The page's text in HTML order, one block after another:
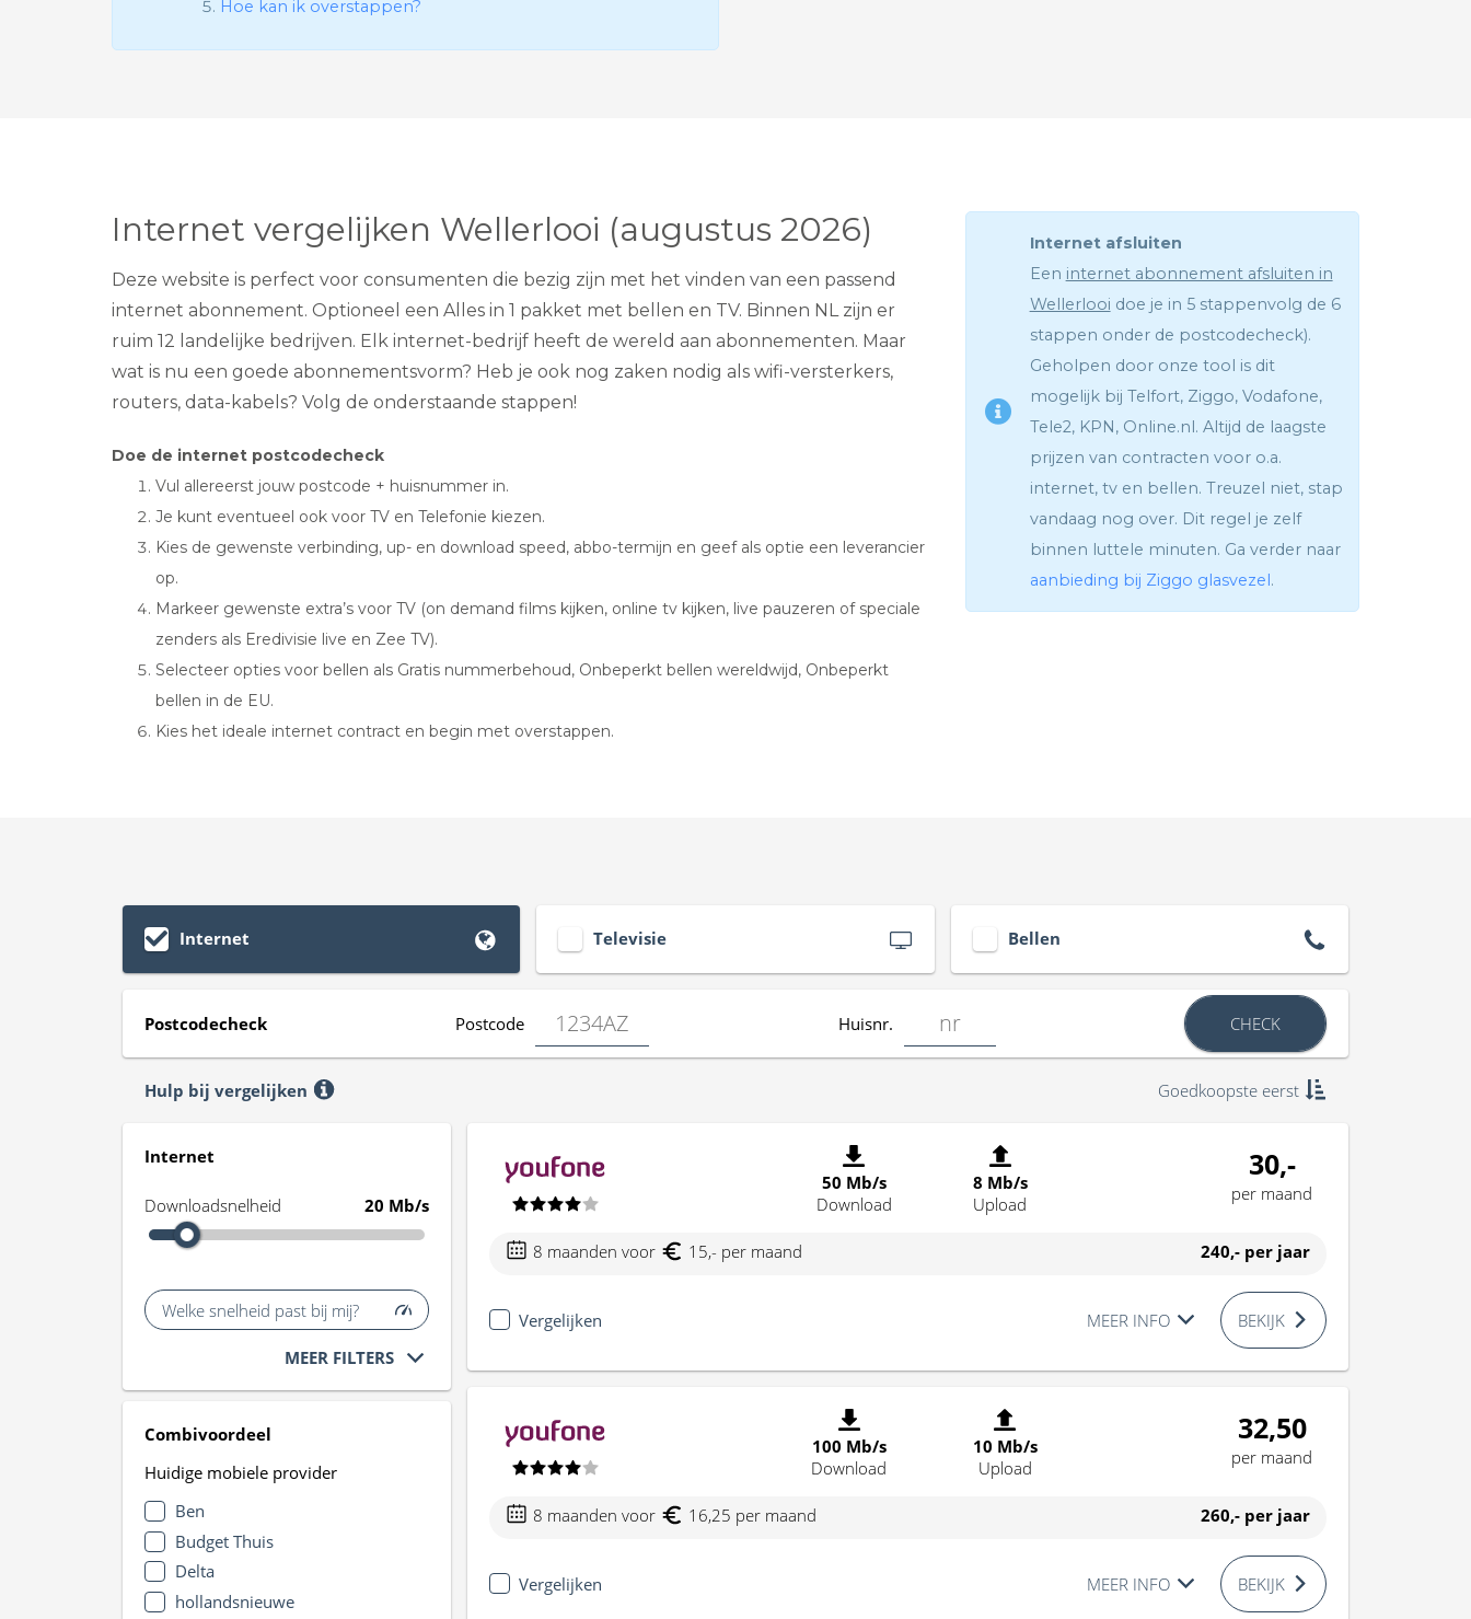
i
Hoe kan ik overstappen?
Internet vergelijken Wellerlooi (augustus 2026)
Deze website is perfect voor consumenten die bezig zijn met het vinden van een passend
internet abonnement. Optioneel een Alles in 1 pakket met bellen en TV. Binnen NL zijn er
ruim 12 landelijke bedrijven. Elk internet-bedrijf heeft de wereld aan abonnementen. Maar
wat is nu een goede abonnementsvorm? Heb je ook nog zaken nodig als wifi-versterkers,
routers, data-kabels? Volg de onderstaande stappen!
Doe de internet postcodecheck
Vul allereerst jouw postcode + huisnummer in.
Je kunt eventueel ook voor TV en Telefonie kiezen.
Kies de gewenste verbinding, up- en download speed, abbo-termijn en geef als optie een leverancier
op.
Markeer gewenste extra’s voor TV (on demand films kijken, online tv kijken, live pauzeren of speciale
zenders als Eredivisie live en Zee TV).
Selecteer opties voor bellen als Gratis nummerbehoud, Onbeperkt bellen wereldwijd, Onbeperkt
bellen in de EU.
Kies het ideale internet contract en begin met overstappen.
Internet afsluiten
Een internet abonnement afsluiten in
Wellerlooi doe je in 5 stappenvolg de 6
stappen onder de postcodecheck).
Geholpen door onze tool is dit
mogelijk bij Telfort, Ziggo, Vodafone,
Tele2, KPN, Online.nl. Altijd de laagste
prijzen van contracten voor o.a.
internet, tv en bellen. Treuzel niet, stap
vandaag nog over. Dit regel je zelf
binnen luttele minuten. Ga verder naar
aanbieding bij Ziggo glasvezel.
Internet Televisie Bellen
Postcodecheck Postcode Huisnr. CHECK
Hulp bij vergelijken Goedkoopste eerst
Internet
Downloadsnelheid 20 Mb/s
Welke snelheid past bij mij?
MEER FILTERS
Combivoordeel
Huidige mobiele provider
Ben
Budget Thuis
Delta
hollandsnieuwe
50 Mb/s
Download
8 Mb/s
Upload
30,-
per maand
8 maanden voor 15,- per maand 240,- per jaar
Vergelijken MEER INFO BEKIJK
100 Mb/s
Download
10 Mb/s
Upload
32,50
per maand
8 maanden voor 16,25 per maand 260,- per jaar
Vergelijken MEER INFO BEKIJK